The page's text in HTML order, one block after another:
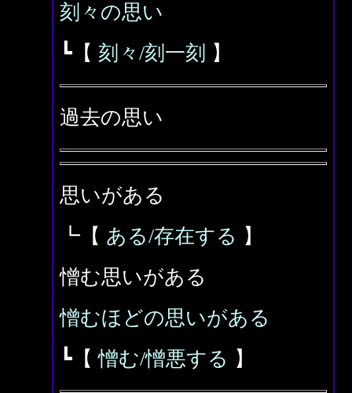
刻々の思い
┗【 刻々/刻一刻 】
過去の思い
思いがある
┗【 ある/存在する 】
憎む思いがある
憎むほどの思いがある
┗【憎む/憎悪する 】